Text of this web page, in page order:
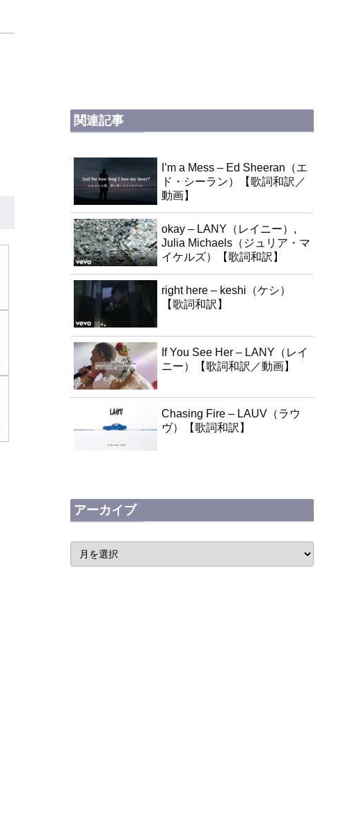
関連記事
I’m a Mess – Ed Sheeran（エ
ド・シーラン）【歌詞和訳／
動画】
okay – LANY（レイニー）,
Julia Michaels（ジュリア・マ
イケルズ）【歌詞和訳】
right here – keshi（ケシ）
【歌詞和訳】
If You See Her – LANY（レイ
ニー）【歌詞和訳／動画】
Chasing Fire – LAUV（ラウ
ヴ）【歌詞和訳】
アーカイブ